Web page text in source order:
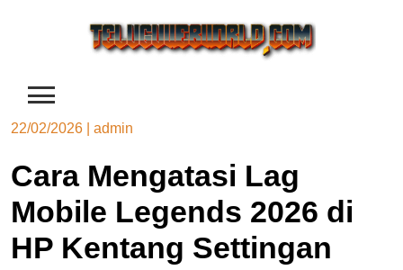
22/02/2026 admin
Cara Mengatasi Lag
Mobile Legends 2026 di
HP Kentang Settingan